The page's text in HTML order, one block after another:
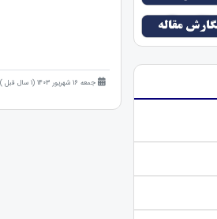
جمعه 16 شهریور 1403 (1 سال قبل )